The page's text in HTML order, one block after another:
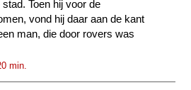
Toen hij voor de
vond hij daar aan de kant
man, die door rovers was
min.